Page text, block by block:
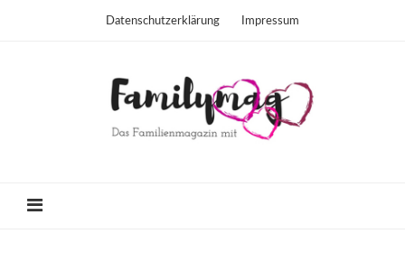
Datenschutzerklärung Impressum